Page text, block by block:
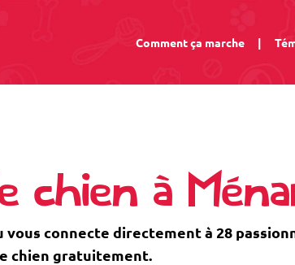
Comment ça marche |
chien à
vous connecte directement à 28
chien gratuitement.